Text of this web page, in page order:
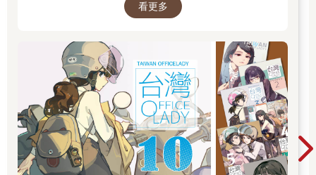
看更多